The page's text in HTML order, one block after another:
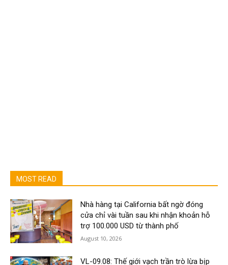
MOST READ
Nhà hàng tại California bất ngờ đóng
cửa chỉ vài tuần sau khi nhận khoản hỗ
trợ 100.000 USD từ thành phố
August 10, 2026
VL-09.08: Thế giới vạch trần trò lừa bịp